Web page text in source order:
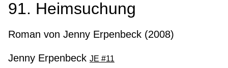
91. Heimsuchung
Roman von Jenny Erpenbeck (2008)
Jenny Erpenbeck JE #11